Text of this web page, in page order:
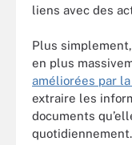
liens avec des
Plus
en plus
améliorées par
extraire les
documents
quotidiennement.